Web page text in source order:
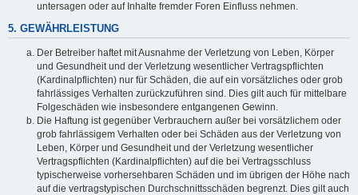
untersagen oder auf Inhalte fremder Foren Einfluss nehmen.
5. GEWÄHRLEISTUNG
Der Betreiber haftet mit Ausnahme der Verletzung von Leben, Körper
und Gesundheit und der Verletzung wesentlicher Vertragspflichten
(Kardinalpflichten) nur für Schäden, die auf ein vorsätzliches oder grob
fahrlässiges Verhalten zurückzuführen sind. Dies gilt auch für mittelbare
Folgeschäden wie insbesondere entgangenen Gewinn.
Die Haftung ist gegenüber Verbrauchern außer bei vorsätzlichem oder
grob fahrlässigem Verhalten oder bei Schäden aus der Verletzung von
Leben, Körper und Gesundheit und der Verletzung wesentlicher
Vertragspflichten (Kardinalpflichten) auf die bei Vertragsschluss
typischerweise vorhersehbaren Schäden und im übrigen der Höhe nach
auf die vertragstypischen Durchschnittsschäden begrenzt. Dies gilt auch